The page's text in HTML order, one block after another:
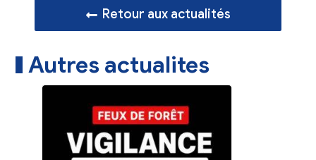
Retour aux actualités
Autres actualites